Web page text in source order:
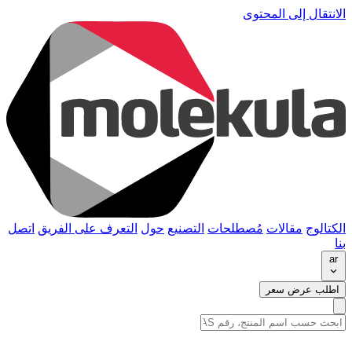
الانتقال إلى المحتوى
الكتالوج مقالات مُصطلحات التصنيع حول التعرف على الفريق اتصل
بنا
ar
اطلب عرض سعر